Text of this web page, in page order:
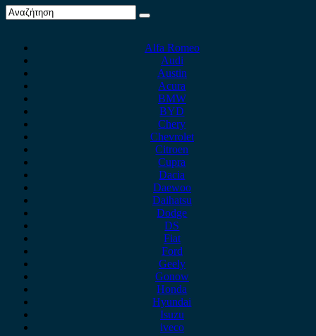
Alfa Romeo
Audi
Austin
Acura
BMW
BYD
Chery
Chevrolet
Citroen
Cupra
Dacia
Daewoo
Daihatsu
Dodge
DS
Fiat
Ford
Geely
Gonow
Honda
Hyundai
Isuzu
iveco